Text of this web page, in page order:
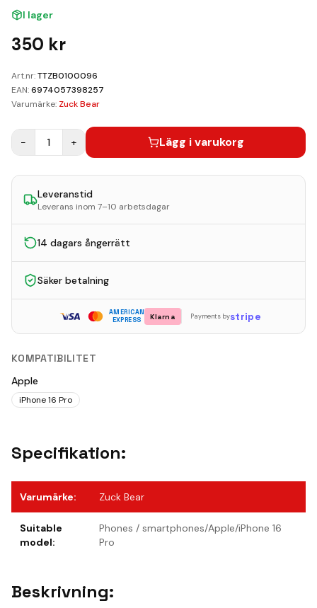
Kundvagn
I lager
350 kr
Art.nr:TTZB0100096
EAN:6974057398257
Varumärke: Zuck Bear
− 1 + Lägg i varukorg
Leveranstid
Leverans inom 7–10 arbetsdagar
14 dagars ångerrätt
Säker betalning
AMERICAN
EXPRESS
Klarna Payments bystripe
KOMPATIBILITET
Apple
iPhone 16 Pro
Specifikation:
Varumärke: Zuck Bear
Suitable
model:
Phones / smartphones/Apple/iPhone 16
Pro
Beskrivning: